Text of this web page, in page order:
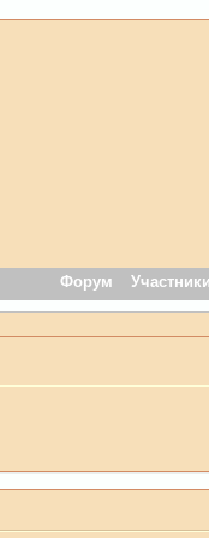
Форум Участники